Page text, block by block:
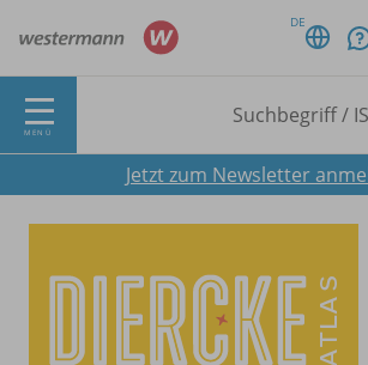
DE
MENÜ
Jetzt zum Newsletter